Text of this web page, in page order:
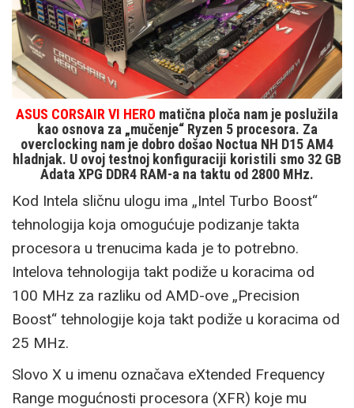
ASUS CORSAIR VI HERO matična ploča nam je poslužila
kao osnova za „mučenje“ Ryzen 5 procesora. Za
overclocking nam je dobro došao Noctua NH D15 AM4
hladnjak. U ovoj testnoj konfiguraciji koristili smo 32 GB
Adata XPG DDR4 RAM-a na taktu od 2800 MHz.
Kod Intela sličnu ulogu ima „Intel Turbo Boost“
tehnologija koja omogućuje podizanje takta
procesora u trenucima kada je to potrebno.
Intelova tehnologija takt podiže u koracima od
100 MHz za razliku od AMD-ove „Precision
Boost“ tehnologije koja takt podiže u koracima od
25 MHz.
Slovo X u imenu označava eXtended Frequency
Range mogućnosti procesora (XFR) koje mu